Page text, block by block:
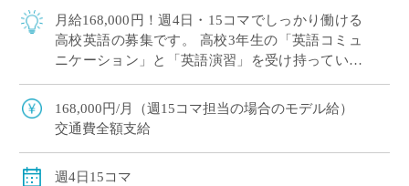
月給168,000円！週4日・15コマでしっかり働ける
高校英語の募集です。 高校3年生の「英語コミュ
ニケーション」と「英語演習」を受け持っていた
も多いため、基礎からスモールス […]
168,000円/月（週15コマ担当の場合のモデル給）
交通費全額支給
週4日15コマ